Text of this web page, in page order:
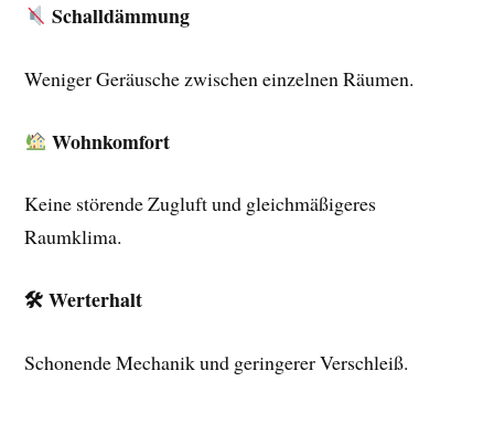
Schalldämmung
Weniger Geräusche zwischen einzelnen Räumen.
Wohnkomfort
Keine störende Zugluft und gleichmäßigeres
Raumklima.
🛠 Werterhalt
Schonende Mechanik und geringerer Verschleiß.